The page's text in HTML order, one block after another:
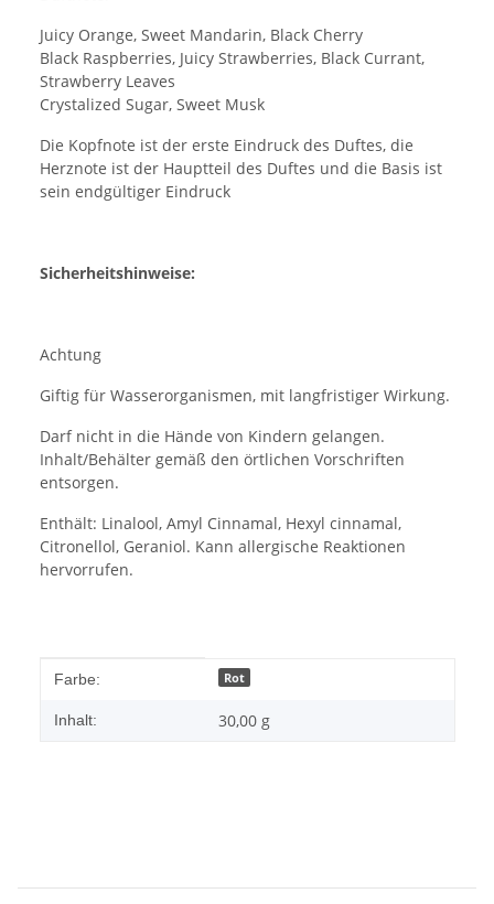
Juicy Orange, Sweet Mandarin, Black Cherry
Black Raspberries, Juicy Strawberries, Black Currant,
Strawberry Leaves
Crystalized Sugar, Sweet Musk
Die Kopfnote ist der erste Eindruck des Duftes, die
Herznote ist der Hauptteil des Duftes und die Basis ist
sein endgültiger Eindruck
Sicherheitshinweise:
Achtung
Giftig für Wasserorganismen, mit langfristiger Wirkung.
Darf nicht in die Hände von Kindern gelangen.
Inhalt/Behälter gemäß den örtlichen Vorschriften
entsorgen.
Enthält: Linalool, Amyl Cinnamal, Hexyl cinnamal,
Citronellol, Geraniol. Kann allergische Reaktionen
hervorrufen.
Produkteigenschaft
Wert
Farbe: Rot
Inhalt: 30,00 g